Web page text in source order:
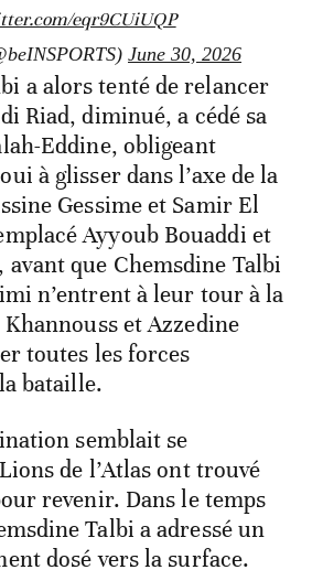
eqr9CUiUQP
June 30, 2026
a alors tenté de relancer
Riad, diminué, a cédé sa
Eddine, obligeant
à glisser dans l’axe de la
Gessime et Samir El
Ayyoub Bouaddi et
que Chemsdine Talbi
n’entrent à leur tour à la
et Azzedine
toutes les forces
bataille.
semblait se
de l’Atlas ont trouvé
revenir. Dans le temps
Talbi a adressé un
dosé vers la surface.